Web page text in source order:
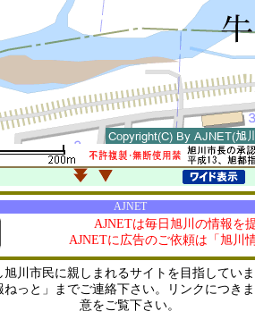
AJNET
AJNETは毎日旭川の情報を
AJNETに広告のご依頼は「旭川
川市民に親しまれるサイトを目指してい
っと」までご連絡下さい。リンクにつき
意をご覧下さい。